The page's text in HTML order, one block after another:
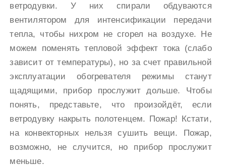
ветродувки. У них спирали обдуваются
вентилятором для интенсификации передачи
тепла, чтобы нихром не сгорел на воздухе. Не
можем поменять тепловой эффект тока (слабо
зависит от температуры), но за счет правильной
эксплуатации обогревателя режимы станут
щадящими, прибор прослужит дольше. Чтобы
понять, представьте, что произойдёт, если
ветродувку накрыть полотенцем. Пожар! Кстати,
на конвекторных нельзя сушить вещи. Пожар,
возможно, не случится, но прибор прослужит
меньше.